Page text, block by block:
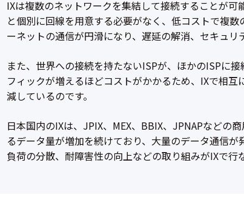
IXは複数のネットワークを集結して接続することが
と個別に回線を用意する必要がなく、低コストで複
ーネットの通信が円滑になり、遅延の解消、セキュリ
また、世界への接続を持たないISPが、ほかのISPに
フィックが増えるほどコストがかかるため、IXで相
減しているのです。
日本国内のIXは、JPIX、MEX、BBIX、JPNAPなどの
るデータ量が増加を続けており、大量のデータ通信
負荷の分散、耐障害性の向上などの取り組みがIXで行